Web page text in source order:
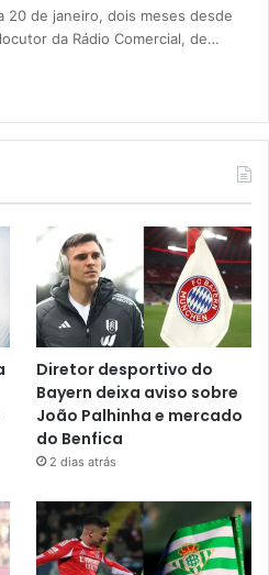
20 de janeiro, dois meses desde
da Rádio Comercial, de…
Diretor desportivo do
Bayern deixa aviso sobre
João Palhinha e mercado
do Benfica
2 dias atrás